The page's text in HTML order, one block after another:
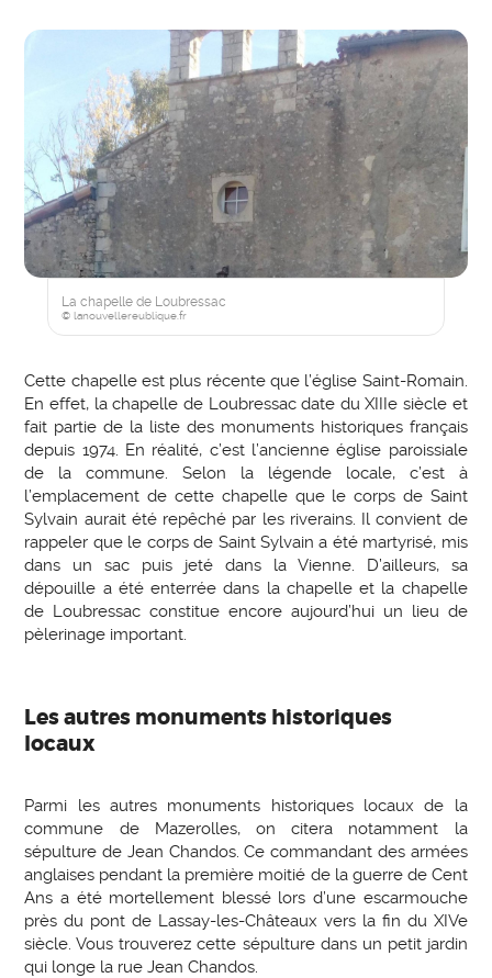
La chapelle de Loubressac
© lanouvellereublique.fr
Cette chapelle est plus récente que l’église Saint-Romain.
En effet, la chapelle de Loubressac date du XIIIe siècle et
fait partie de la liste des monuments historiques français
depuis 1974. En réalité, c’est l’ancienne église paroissiale
de la commune. Selon la légende locale, c’est à
l’emplacement de cette chapelle que le corps de Saint
Sylvain aurait été repêché par les riverains. Il convient de
rappeler que le corps de Saint Sylvain a été martyrisé, mis
dans un sac puis jeté dans la Vienne. D’ailleurs, sa
dépouille a été enterrée dans la chapelle et la chapelle
de Loubressac constitue encore aujourd’hui un lieu de
pèlerinage important.
Les autres monuments historiques
locaux
Parmi les autres monuments historiques locaux de la
commune de Mazerolles, on citera notamment la
sépulture de Jean Chandos. Ce commandant des armées
anglaises pendant la première moitié de la guerre de Cent
Ans a été mortellement blessé lors d’une escarmouche
près du pont de Lassay-les-Châteaux vers la fin du XIVe
siècle. Vous trouverez cette sépulture dans un petit jardin
qui longe la rue Jean Chandos.